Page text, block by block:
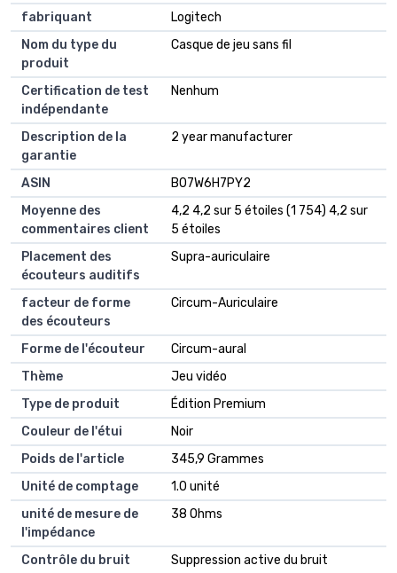
fabriquant
Logitech
Nom du type du
produit
Casque de jeu sans fil
Certification de test
indépendante
Nenhum
Description de la
garantie
2 year manufacturer
ASIN
B07W6H7PY2
Moyenne des
commentaires client
4,2 4,2 sur 5 étoiles (1 754) 4,2 sur
5 étoiles
Placement des
écouteurs auditifs
Supra-auriculaire
facteur de forme
des écouteurs
Circum-Auriculaire
Forme de l'écouteur
Circum-aural
Thème
Jeu vidéo
Type de produit
Édition Premium
Couleur de l'étui
Noir
Poids de l'article
345,9 Grammes
Unité de comptage
1.0 unité
unité de mesure de
l'impédance
38 Ohms
Contrôle du bruit
Suppression active du bruit